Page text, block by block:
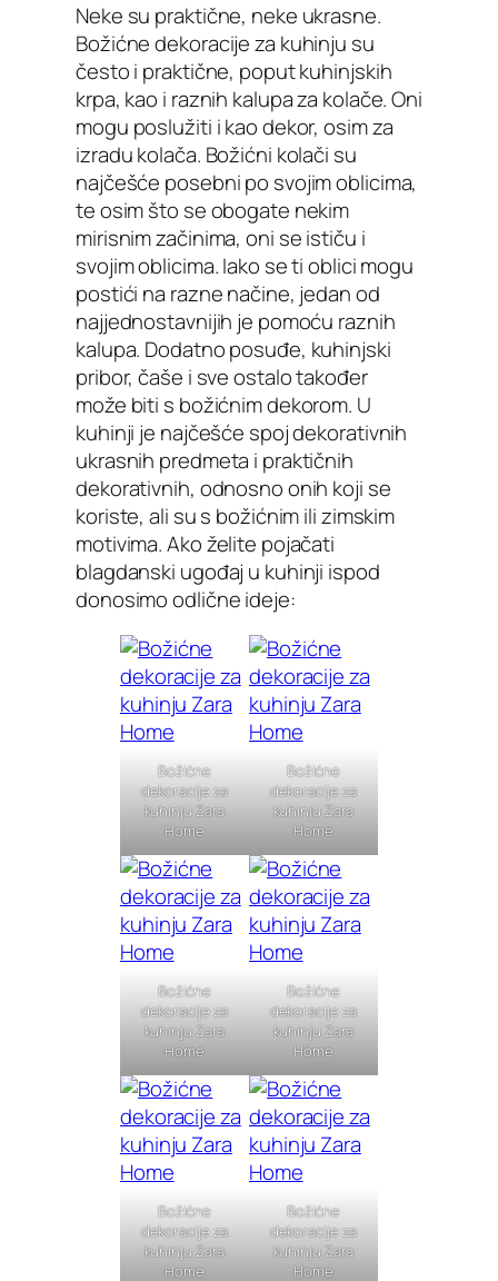
Neke su praktične, neke ukrasne.
Božićne dekoracije za kuhinju su
često i praktične, poput kuhinjskih
krpa, kao i raznih kalupa za kolače. Oni
mogu poslužiti i kao dekor, osim za
izradu kolača. Božićni kolači su
najčešće posebni po svojim oblicima,
te osim što se obogate nekim
mirisnim začinima, oni se ističu i
svojim oblicima. Iako se ti oblici mogu
postići na razne načine, jedan od
najjednostavnijih je pomoću raznih
kalupa. Dodatno posuđe, kuhinjski
pribor, čaše i sve ostalo također
može biti s božićnim dekorom. U
kuhinji je najčešće spoj dekorativnih
ukrasnih predmeta i praktičnih
dekorativnih, odnosno onih koji se
koriste, ali su s božićnim ili zimskim
motivima. Ako želite pojačati
blagdanski ugođaj u kuhinji ispod
donosimo odlične ideje:
Božićne
dekoracije za
kuhinju Zara
Home
Božićne
dekoracije za
kuhinju Zara
Home
Božićne
dekoracije za
kuhinju Zara
Home
Božićne
dekoracije za
kuhinju Zara
Home
Božićne
dekoracije za
kuhinju Zara
Home
Božićne
dekoracije za
kuhinju Zara
Home